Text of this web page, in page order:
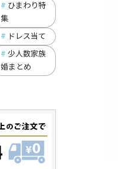
ひまわり特
集
ドレス当て
少人数家族
婚まとめ